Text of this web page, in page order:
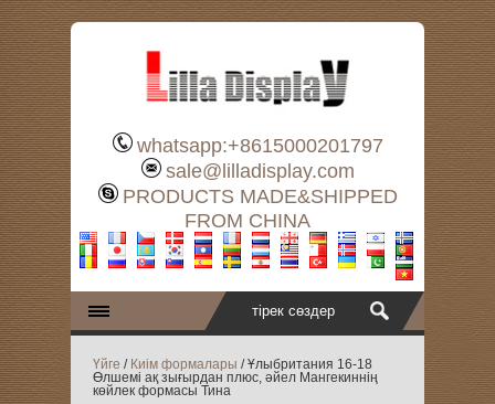
whatsapp:+8615000201797
sale@lilladisplay.com
PRODUCTS MADE&SHIPPED
FROM CHINA
Үйге / Киім формалары / Ұлыбритания 16-18
Өлшемі ақ зығырдан плюс, әйел Мангекиннің
көйлек формасы Тина